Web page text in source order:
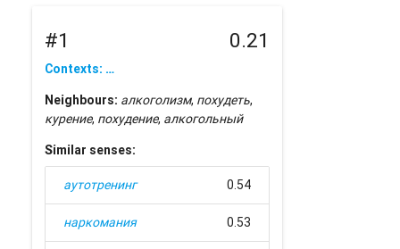
#1 0.21
Contexts: …
Neighbours: алкоголизм, похудеть,
курение, похудение, алкогольный
Similar senses:
аутотренинг 0.54
наркомания 0.53